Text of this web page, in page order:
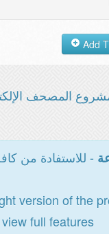
المصحف
- للاستفادة من
version of the
full features